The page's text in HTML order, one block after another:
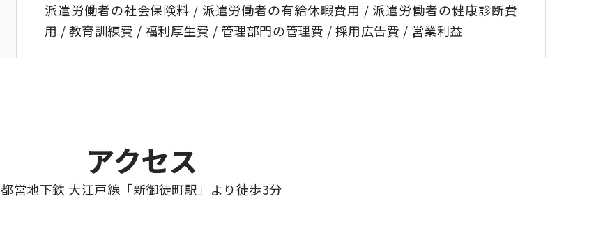
派遣労働者の社会保険料 / 派遣労働者の有給休暇費用 / 派遣労働者の健康診断費
用 / 教育訓練費 / 福利厚生費 / 管理部門の管理費 / 採用広告費 / 営業利益
アクセス
都営地下鉄 大江戸線 「新御徒町駅」より徒歩3分